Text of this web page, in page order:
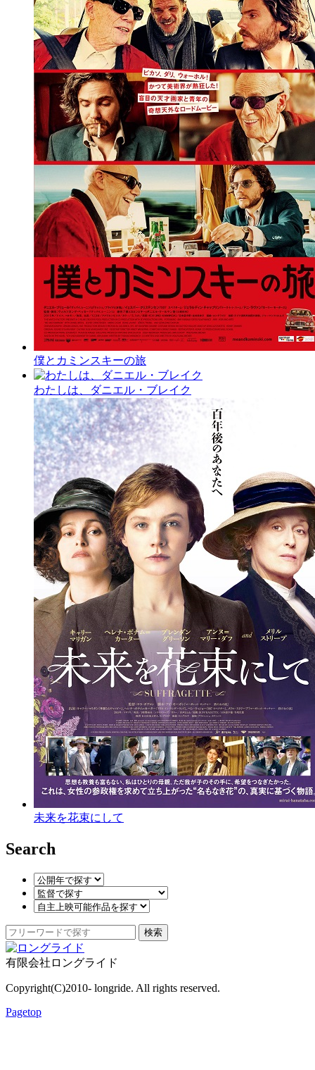
僕とカミンスキーの旅
わたしは、ダニエル・ブレイク
未来を花束にして
Search
検索
有限会社ロングライド
Copyright(C)2010- longride. All rights reserved.
Pagetop